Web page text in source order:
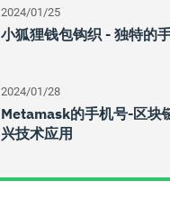
2024/01/25
小狐狸钱包钩织 - 独特的
2024/01/28
Metamask的手机号-区块
兴技术应用